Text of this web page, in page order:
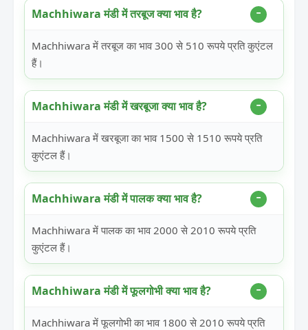
Machhiwara मंडी में तरबूज क्या भाव है?
Machhiwara में तरबूज का भाव 300 से 510 रूपये प्रति कुएंटल
हैं।
Machhiwara मंडी में खरबूजा क्या भाव है?
Machhiwara में खरबूजा का भाव 1500 से 1510 रूपये प्रति
कुएंटल हैं।
Machhiwara मंडी में पालक क्या भाव है?
Machhiwara में पालक का भाव 2000 से 2010 रूपये प्रति
कुएंटल हैं।
Machhiwara मंडी में फूलगोभी क्या भाव है?
Machhiwara में फूलगोभी का भाव 1800 से 2010 रूपये प्रति